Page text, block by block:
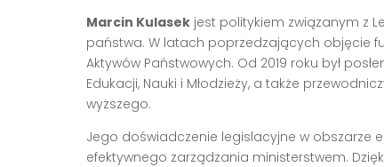
Marcin Kulasek jest politykiem związanym z
państwa. W latach poprzedzających objęcie
Aktywów Państwowych. Od 2019 roku był
Edukacji, Nauki i Młodzieży, a także
wyższego.
Jego doświadczenie legislacyjne w obszarze
efektywnego zarządzania ministerstwem.